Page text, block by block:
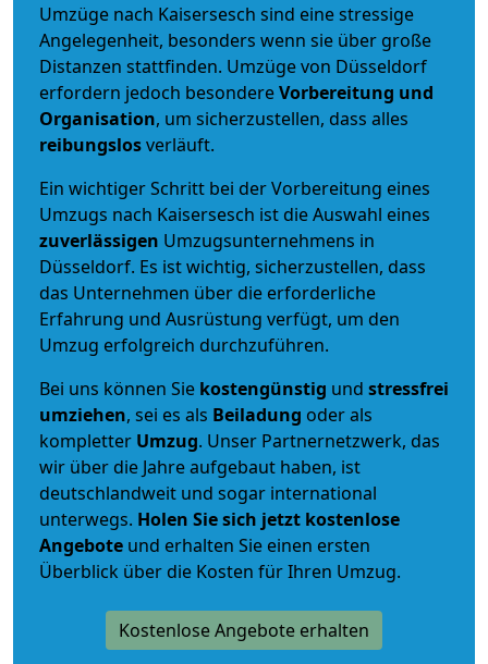
Umzüge nach Kaisersesch sind eine stressige
Angelegenheit, besonders wenn sie über große
Distanzen stattfinden. Umzüge von Düsseldorf
erfordern jedoch besondereVorbereitung und
Organisation, um sicherzustellen, dass alles
reibungslosverläuft.
Ein wichtiger Schritt bei der Vorbereitung eines
Umzugs nach Kaisersesch ist die Auswahl eines
zuverlässigen Umzugsunternehmens in
Düsseldorf. Es ist wichtig, sicherzustellen, dass
das Unternehmen über die erforderliche
Erfahrung und Ausrüstung verfügt, um den
Umzug erfolgreich durchzuführen.
Bei uns können Sie kostengünstig und stressfrei
umziehen, sei es als Beiladung oder als
kompletter Umzug. Unser Partnernetzwerk, das
wir über die Jahre aufgebaut haben, ist
deutschlandweit und sogar international
unterwegs. Holen Sie sich jetzt kostenlose
Angebote und erhalten Sie einen ersten
Überblick über die Kosten für Ihren Umzug.
Kostenlose Angebote erhalten